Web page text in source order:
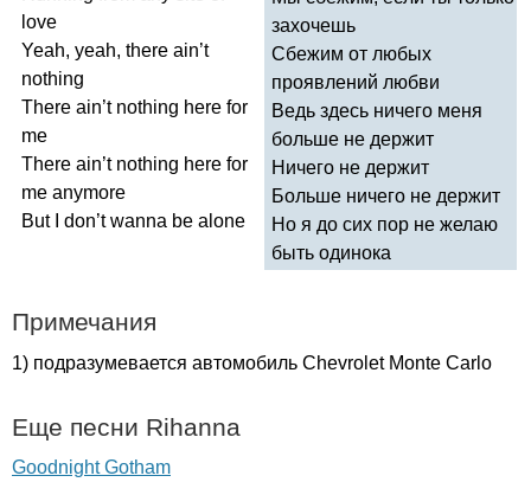
love
Yeah, yeah, there ain’t
nothing
There ain’t nothing here for
me
There ain’t nothing here for
me anymore
But
don’t wanna be alone
захочешь
Сбежим от любых
проявлений любви
Ведь здесь ничего меня
больше не держит
Ничего не держит
Больше ничего не держит
Но я до сих пор не желаю
быть одинока
Примечания
1) подразумевается автомобиль Chevrolet Monte Carlo
Еще песни Rihanna
Goodnight Gotham